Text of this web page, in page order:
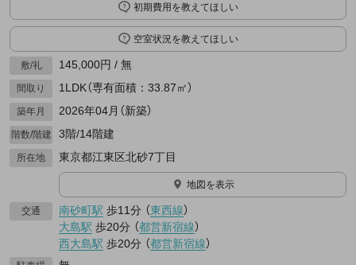
初期費用を教えてほしい
空室状況を教えてほしい
敷/礼 145,000円 / 無
間取り 1LDK（専有面積：33.87㎡）
築年月 2026年04月（新築）
階数/階建 3階/14階建
所在地 東京都江東区北砂7丁目
地図を表示
交通 南砂町駅 歩11分 （東西線）
大島駅 歩20分 （都営新宿線）
西大島駅 歩20分 （都営新宿線）